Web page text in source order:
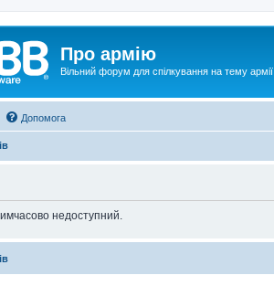
Про армію
Вільний форум для спілкування на тему армії
Допомога
недоступний.